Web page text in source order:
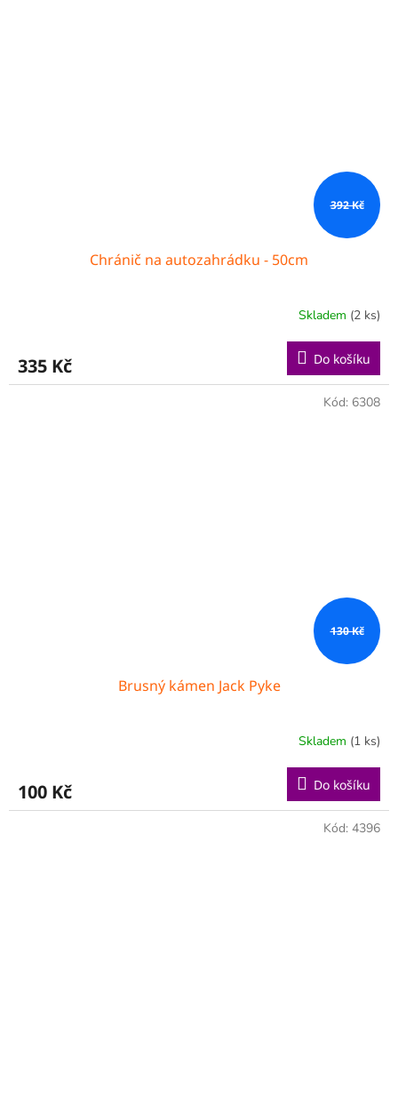
392 Kč
Chránič na autozahrádku - 50cm
Skladem (2 ks)
335 Kč Do košíku
130 Kč
Brusný kámen Jack Pyke
Skladem (1 ks)
100 Kč Do košíku
Kód: 6308
Kód: 4396